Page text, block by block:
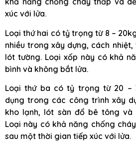
xúc với lửa.
Loại thứ hai có tỷ trọng từ 8 –
nhiều trong xây dựng, cách
lót tường. Loại xốp này có khả
bình và không bắt lửa.
Loại thứ ba có tỷ trọng từ 20 –
dụng trong các công trình xây
kho lạnh, lót sàn đổ bê tông và
Loại này có khả năng chống
sau một thời gian tiếp xúc với lửa.